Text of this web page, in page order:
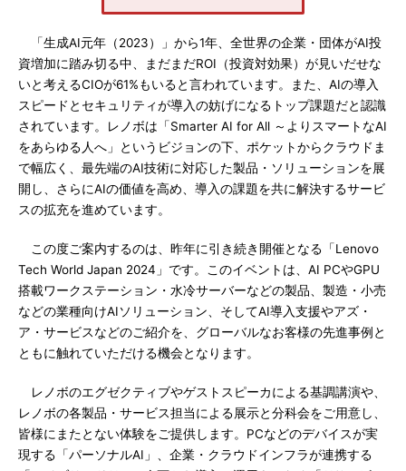
「生成AI元年（2023）」から1年、全世界の企業・団体がAI投
資増加に踏み切る中、まだまだROI（投資対効果）が見いだせな
いと考えるCIOが61%もいると言われています。また、AIの導入
スピードとセキュリティが導入の妨げになるトップ課題だと認識
されています。レノボは「Smarter AI for All ～よりスマートなAI
をあらゆる人へ」というビジョンの下、ポケットからクラウドま
で幅広く、最先端のAI技術に対応した製品・ソリューションを展
開し、さらにAIの価値を高め、導入の課題を共に解決するサービ
スの拡充を進めています。
この度ご案内するのは、昨年に引き続き開催となる「Lenovo
Tech World Japan 2024」です。このイベントは、AI PCやGPU
搭載ワークステーション・水冷サーバーなどの製品、製造・小売
などの業種向けAIソリューション、そしてAI導入支援やアズ・
ア・サービスなどのご紹介を、グローバルなお客様の先進事例と
ともに触れていただける機会となります。
レノボのエグゼクティブやゲストスピーカによる基調講演や、
レノボの各製品・サービス担当による展示と分科会をご用意し、
皆様にまたとない体験をご提供します。PCなどのデバイスが実
現する「パーソナルAI」、企業・クラウドインフラが連携する